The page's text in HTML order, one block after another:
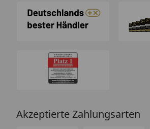
Akzeptierte Zahlungsarten